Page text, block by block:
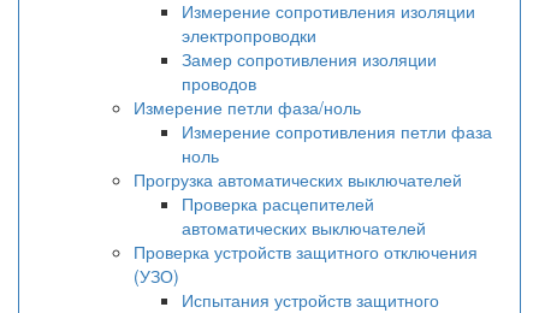
Измерение сопротивления изоляции
электропроводки
Замер сопротивления изоляции
проводов
Измерение петли фаза/ноль
Измерение сопротивления петли фаза
ноль
Прогрузка автоматических выключателей
Проверка расцепителей
автоматических выключателей
Проверка устройств защитного отключения
(УЗО)
Испытания устройств защитного